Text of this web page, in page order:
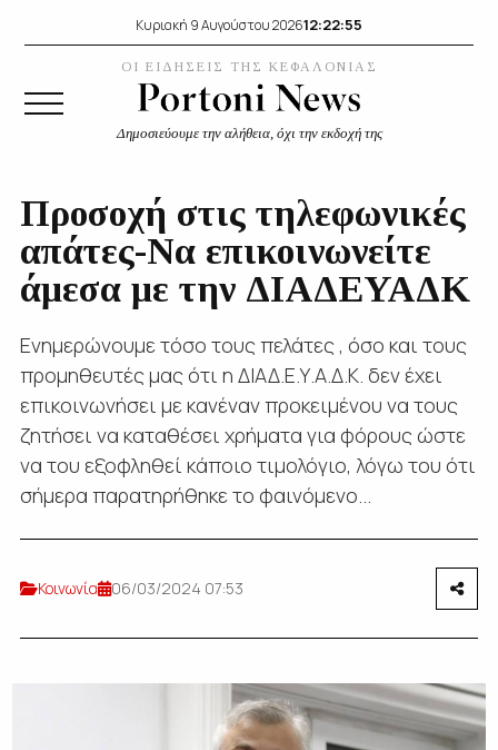
Κυριακή 9 Αυγούστου 202612:22:55
ΟΙ ΕΙΔΗΣΕΙΣ ΤΗΣ ΚΕΦΑΛΟΝΙΑΣ
Δημοσιεύουμε την αλήθεια, όχι την εκδοχή της
Προσοχή στις τηλεφωνικές
απάτες-Να επικοινωνείτε
άμεσα με την ΔΙΑΔΕΥΑΔΚ
Ενημερώνουμε τόσο τους πελάτες , όσο και τους
προμηθευτές μας ότι η ΔΙΑΔ.Ε.Υ.Α.Δ.Κ. δεν έχει
επικοινωνήσει με κανέναν προκειμένου να τους
ζητήσει να καταθέσει χρήματα για φόρους ώστε
να του εξοφληθεί κάποιο τιμολόγιο, λόγω του ότι
σήμερα παρατηρήθηκε το φαινόμενο...
Κοινωνία 06/03/2024 07:53